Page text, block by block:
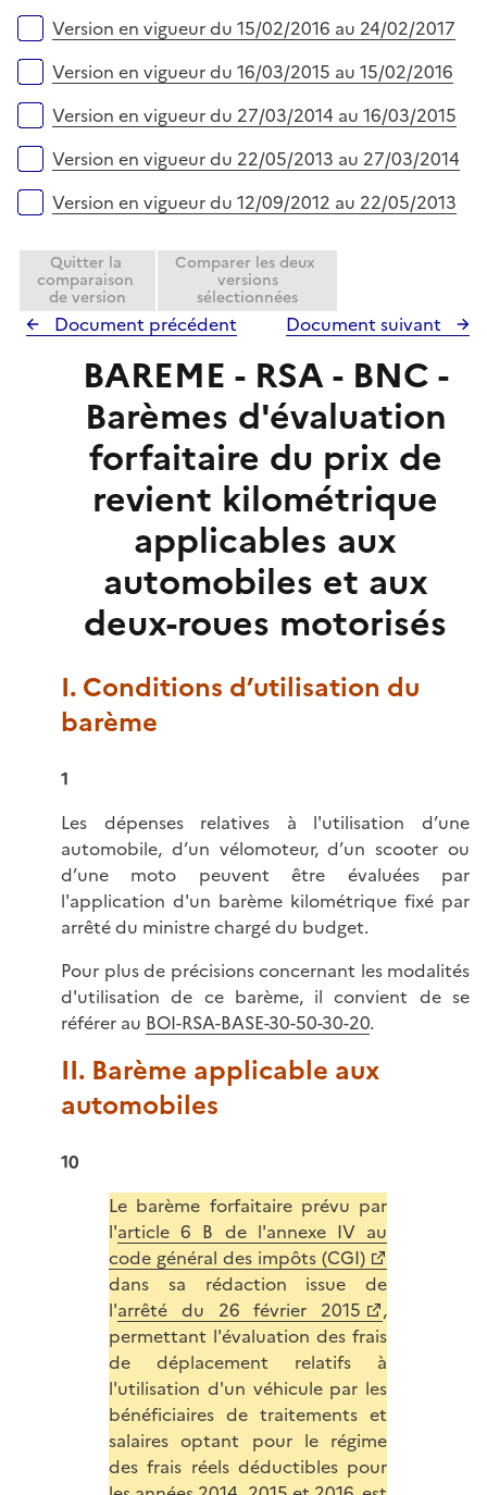
Version en vigueur du 15/02/2016 au 24/02/2017
Version en vigueur du 16/03/2015 au 15/02/2016
Version en vigueur du 27/03/2014 au 16/03/2015
Version en vigueur du 22/05/2013 au 27/03/2014
Version en vigueur du 12/09/2012 au 22/05/2013
Quitter la
comparaison
de version
Comparer les deux
versions
sélectionnées
Document précédent Document suivant
BAREME - RSA - BNC -
Barèmes d'évaluation
forfaitaire du prix de
revient kilométrique
applicables aux
automobiles et aux
deux-roues motorisés
I. Conditions d’utilisation du
barème
1
Les dépenses relatives à l'utilisation d’une
automobile, d’un vélomoteur, d’un scooter ou
d’une moto peuvent être évaluées par
l'application d'un barème kilométrique fixé par
arrêté du ministre chargé du budget.
Pour plus de précisions concernant les modalités
d'utilisation de ce barème, il convient de se
référer au BOI-RSA-BASE-30-50-30-20.
II. Barème applicable aux
automobiles
10
Le barème forfaitaire prévu par
l'article 6 B de l'annexe IV au
code général des impôts (CGI)
dans sa rédaction issue de
l'arrêté du 26 février 2015
,
permettant l'évaluation des frais
de déplacement relatifs à
l'utilisation d'un véhicule par les
bénéficiaires de traitements et
salaires optant pour le régime
des frais réels déductibles pour